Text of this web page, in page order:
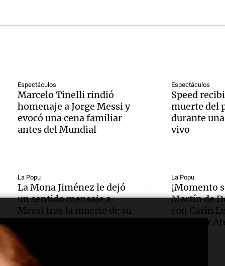
Una
Episodios
llegó"
Una
Episodios
sueño
Jorge
Una
Episodios
Audio.
"En
todos
del
Espectáculos
Marcelo Tinelli rindió
homenaje a Jorge Messi y
evocó una cena familiar
antes del Mundial
Espectáculos
Speed
muerte del
durante
vivo
La Popu
La Mona Jiménez le dejó
un sentido mensaje a
Messi tras la muerte de su
La Popu
¡Momento
Martín de
con Carín
Movistar